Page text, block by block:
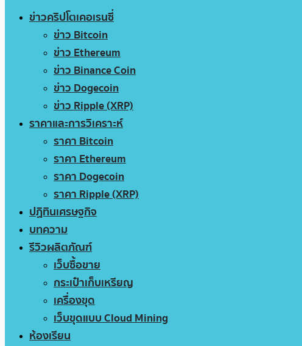
ข่าวคริปโตเคอเรนซี่
ข่าว Bitcoin
ข่าว Ethereum
ข่าว Binance Coin
ข่าว Dogecoin
ข่าว Ripple (XRP)
ราคาและการวิเคราะห์
ราคา Bitcoin
ราคา Ethereum
ราคา Dogecoin
ราคา Ripple (XRP)
ปฏิทินเศรษฐกิจ
บทความ
รีวิวผลิตภัณฑ์
เว็บซื้อขาย
กระเป๋าเก็บเหรียญ
เครื่องขุด
เว็บขุดแบบ Cloud Mining
ห้องเรียน